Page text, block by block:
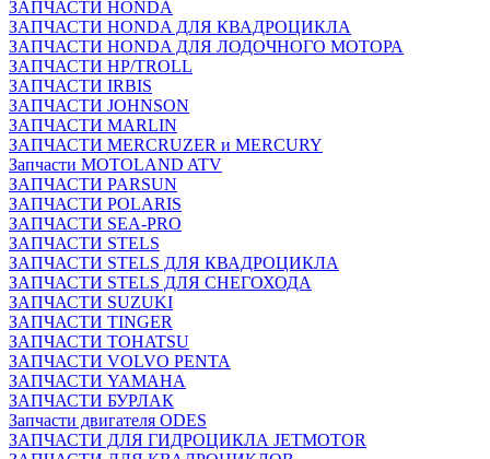
ЗАПЧАСТИ HONDA
ЗАПЧАСТИ HONDA ДЛЯ КВАДРОЦИКЛА
ЗАПЧАСТИ HONDA ДЛЯ ЛОДОЧНОГО МОТОРА
ЗАПЧАСТИ HP/TROLL
ЗАПЧАСТИ IRBIS
ЗАПЧАСТИ JOHNSON
ЗАПЧАСТИ MARLIN
ЗАПЧАСТИ MERCRUZER и MERCURY
Запчасти MOTOLAND ATV
ЗАПЧАСТИ PARSUN
ЗАПЧАСТИ POLARIS
ЗАПЧАСТИ SEA-PRO
ЗАПЧАСТИ STELS
ЗАПЧАСТИ STELS ДЛЯ КВАДРОЦИКЛА
ЗАПЧАСТИ STELS ДЛЯ СНЕГОХОДА
ЗАПЧАСТИ SUZUKI
ЗАПЧАСТИ TINGER
ЗАПЧАСТИ TOHATSU
ЗАПЧАСТИ VOLVO PENTA
ЗАПЧАСТИ YAMAHA
ЗАПЧАСТИ БУРЛАК
Запчасти двигателя ODES
ЗАПЧАСТИ ДЛЯ ГИДРОЦИКЛА JETMOTOR